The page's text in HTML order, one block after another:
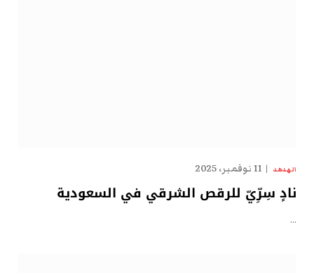
الهدهد 11 نوفمبر، 2025
نادٍ سِرِّيّ للرقص الشرقي في السعودية
…